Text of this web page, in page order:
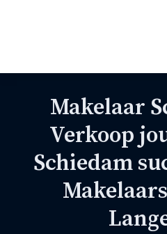
Makelaar
Verkoop
Schiedam